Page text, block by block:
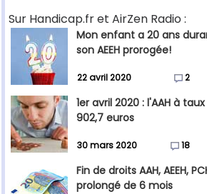
Sur Handicap.fr et AirZen Radio :
Mon enfant a 20 ans
son AEEH prorogée!
22 avril 2020 2
1er avril 2020 : l'AAH à
902,7 euros
30 mars 2020 18
Fin de droits AAH, AEEH,
prolongé de 6 mois